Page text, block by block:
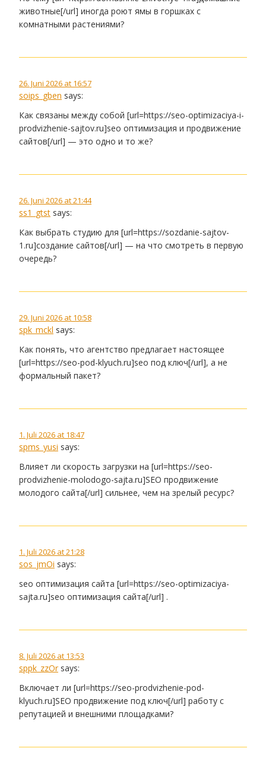
животные[/url] иногда роют ямы в горшках с
комнатными растениями?
26. Juni 2026 at 16:57
soips_gben says:
Как связаны между собой [url=https://seo-optimizaciya-i-
prodvizhenie-sajtov.ru]seo оптимизация и продвижение
сайтов[/url] — это одно и то же?
26. Juni 2026 at 21:44
ss1_gtst says:
Как выбрать студию для [url=https://sozdanie-sajtov-
1.ru]создание сайтов[/url] — на что смотреть в первую
очередь?
29. Juni 2026 at 10:58
spk_mckl says:
Как понять, что агентство предлагает настоящее
[url=https://seo-pod-klyuch.ru]seo под ключ[/url], а не
формальный пакет?
1. Juli 2026 at 18:47
spms_yusi says:
Влияет ли скорость загрузки на [url=https://seo-
prodvizhenie-molodogo-sajta.ru]SEO продвижение
молодого сайта[/url] сильнее, чем на зрелый ресурс?
1. Juli 2026 at 21:28
sos_jmOi says:
seo оптимизация сайта [url=https://seo-optimizaciya-
sajta.ru]seo оптимизация сайта[/url] .
8. Juli 2026 at 13:53
sppk_zzOr says:
Включает ли [url=https://seo-prodvizhenie-pod-
klyuch.ru]SEO продвижение под ключ[/url] работу с
репутацией и внешними площадками?